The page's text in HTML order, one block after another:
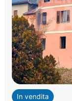
In vendita